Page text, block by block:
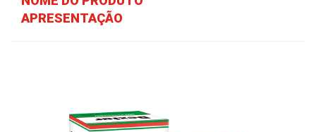
APRESENTAÇÃO